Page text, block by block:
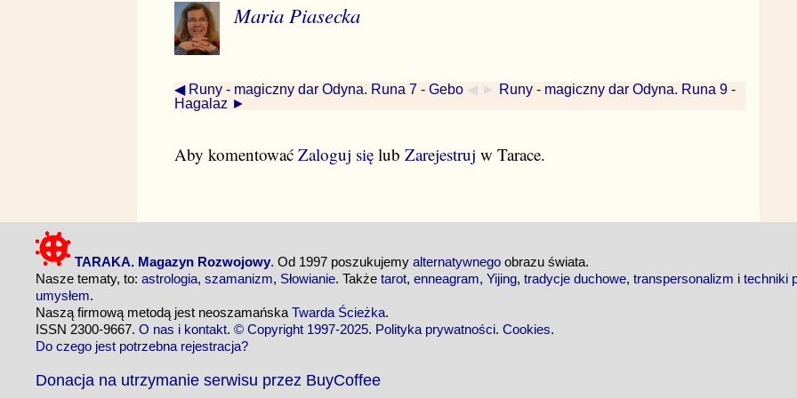
Maria Piasecka
◀ Runy - magiczny dar Odyna. Runa 7 - Gebo ◀ ► Runy - magiczny dar Odyna. Runa 9 -
Hagalaz ►
Aby komentować Zaloguj się lub Zarejestruj w Tarace.
TARAKA. Magazyn Rozwojowy. Od 1997 poszukujemy alternatywnego obrazu świata.
Nasze tematy, to: astrologia, szamanizm, Słowianie. Także tarot, enneagram, Yijing, tradycje duchowe, transpersonalizm i techniki
umysłem.
Naszą firmową metodą jest neoszamańska Twarda Ścieżka.
ISSN 2300-9667. O nas i kontakt. © Copyright 1997-2025. Polityka prywatności. Cookies.
Do czego jest potrzebna rejestracja?
Donacja na utrzymanie serwisu przez BuyCoffee